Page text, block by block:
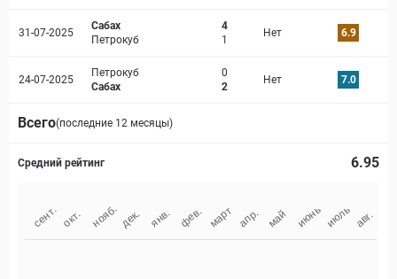
31-07-2025
Сабах
Петрокуб
4
1
Нет 6.9
24-07-2025
Петрокуб
Сабах
0
2
Нет 7.0
Всего(последние 12 месяцы)
Средний рейтинг 6.95